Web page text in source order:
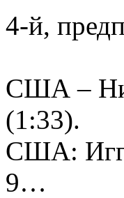
4-й,
США –
(1:33).
США:
9…